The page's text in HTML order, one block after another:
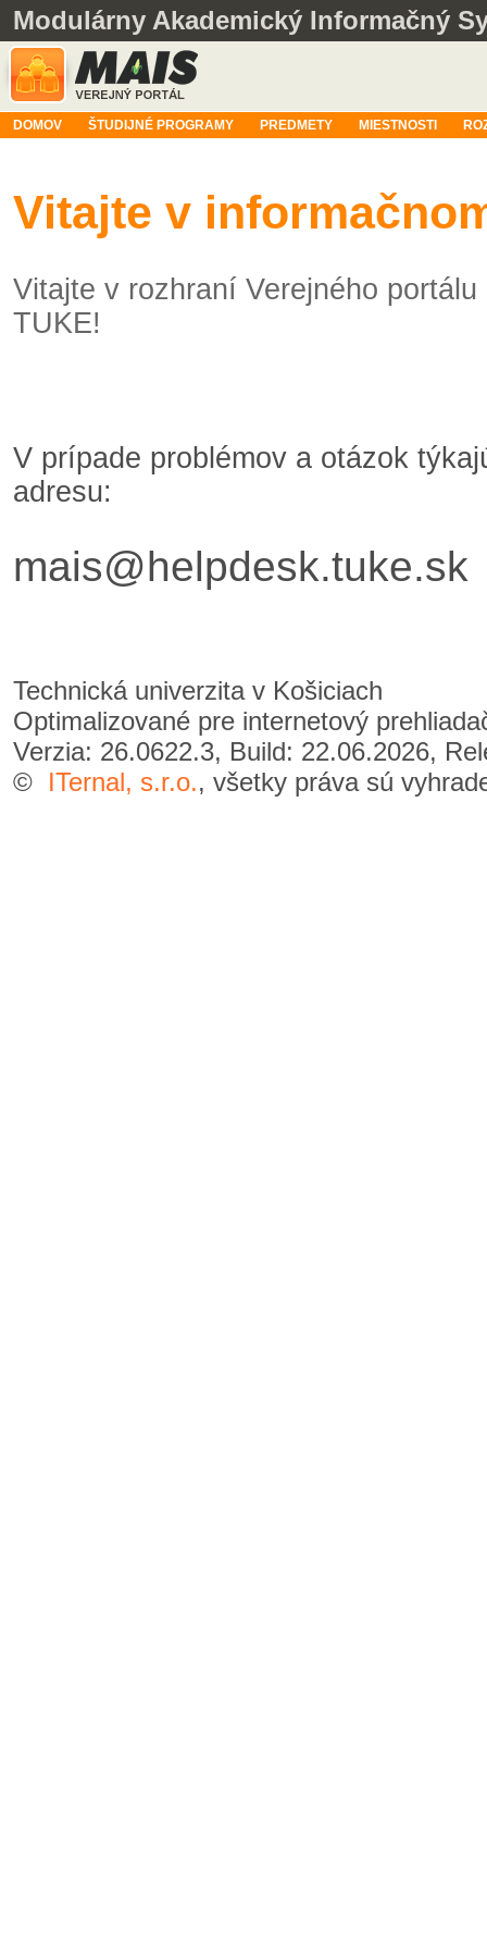
Modulárny Akademický Informačný
DOMOV ŠTUDIJNÉ PROGRAMY PREDMETY MIESTNOSTI
Vitajte v
Vitajte v rozhraní Verejného
TUKE!
V prípade problémov a otázok
adresu:
mais@helpdesk.tuke.sk
Technická univerzita v Košiciach
Optimalizované pre internetový
Verzia: 26.0622.3, Build: 22.06.2026,
© ITernal, s.r.o., všetky práva sú